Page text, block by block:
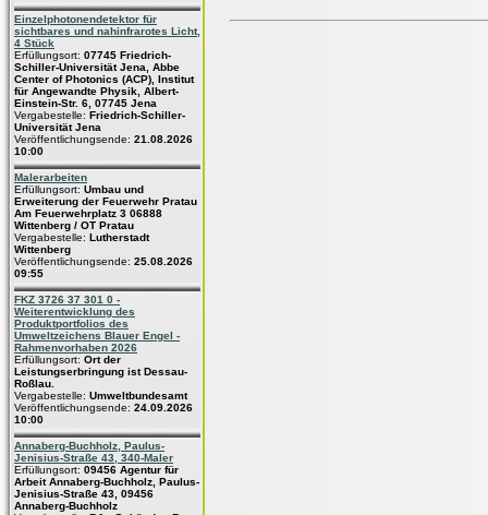
Einzelphotonendetektor für
sichtbares und nahinfrarotes Licht,
4 Stück
Erfüllungsort: 07745 Friedrich-
Schiller-Universität Jena, Abbe
Center of Photonics (ACP), Institut
für Angewandte Physik, Albert-
Einstein-Str. 6, 07745 Jena
Vergabestelle: Friedrich-Schiller-
Universität Jena
Veröffentlichungsende: 21.08.2026
10:00
Malerarbeiten
Erfüllungsort: Umbau und
Erweiterung der Feuerwehr Pratau
Am Feuerwehrplatz 3 06888
Wittenberg / OT Pratau
Vergabestelle: Lutherstadt
Wittenberg
Veröffentlichungsende: 25.08.2026
09:55
FKZ 3726 37 301 0 -
Weiterentwicklung des
Produktportfolios des
Umweltzeichens Blauer Engel -
Rahmenvorhaben 2026
Erfüllungsort: Ort der
Leistungserbringung ist Dessau-
Roßlau.
Vergabestelle: Umweltbundesamt
Veröffentlichungsende: 24.09.2026
10:00
Annaberg-Buchholz, Paulus-
Jenisius-Straße 43, 340-Maler
Erfüllungsort: 09456 Agentur für
Arbeit Annaberg-Buchholz, Paulus-
Jenisius-Straße 43, 09456
Annaberg-Buchholz